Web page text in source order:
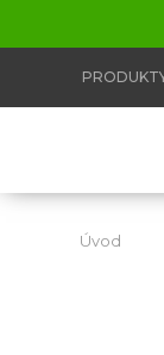
Úvod